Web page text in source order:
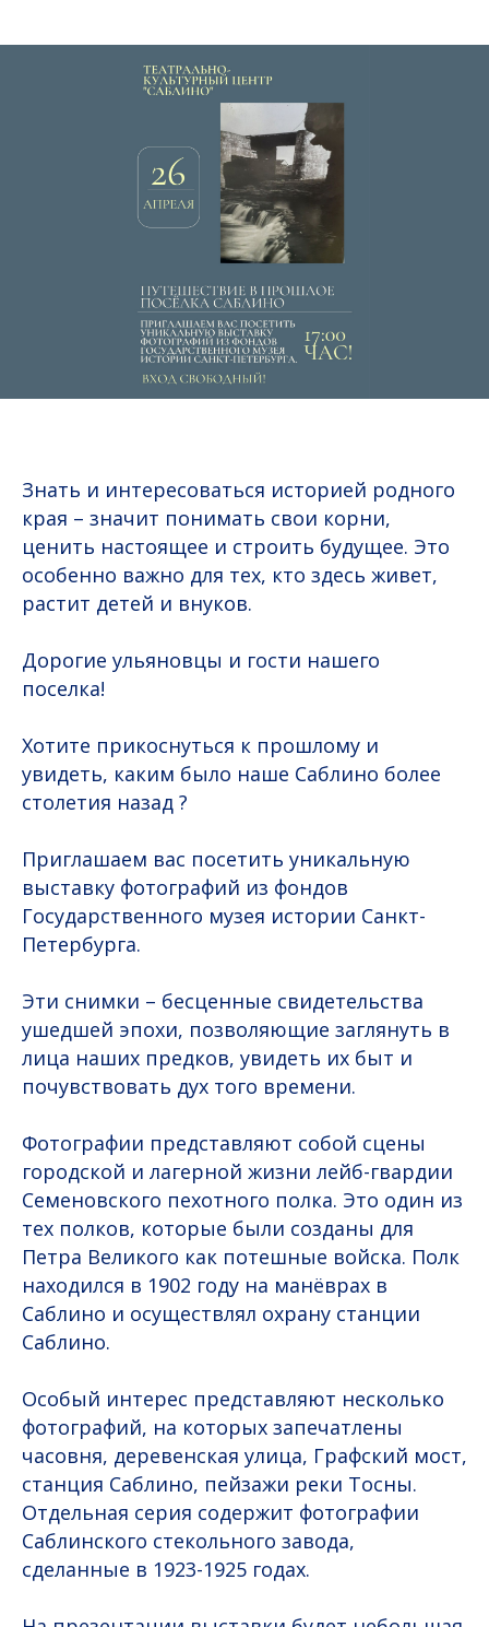
Знать и интересоваться историей родного
края – значит понимать свои корни,
ценить настоящее и строить будущее. Это
особенно важно для тех, кто здесь живет,
растит детей и внуков.
Дорогие ульяновцы и гости нашего
поселка!
Хотите прикоснуться к прошлому и
увидеть, каким было наше Саблино более
столетия назад ?
Приглашаем вас посетить уникальную
выставку фотографий из фондов
Государственного музея истории Санкт-
Петербурга.
Эти снимки – бесценные свидетельства
ушедшей эпохи, позволяющие заглянуть в
лица наших предков, увидеть их быт и
почувствовать дух того времени.
Фотографии представляют собой сцены
городской и лагерной жизни лейб-гвардии
Семеновского пехотного полка. Это один из
тех полков, которые были созданы для
Петра Великого как потешные войска. Полк
находился в 1902 году на манёврах в
Саблино и осуществлял охрану станции
Саблино.
Особый интерес представляют несколько
фотографий, на которых запечатлены
часовня, деревенская улица, Графский мост,
станция Саблино, пейзажи реки Тосны.
Отдельная серия содержит фотографии
Саблинского стекольного завода,
сделанные в 1923-1925 годах.